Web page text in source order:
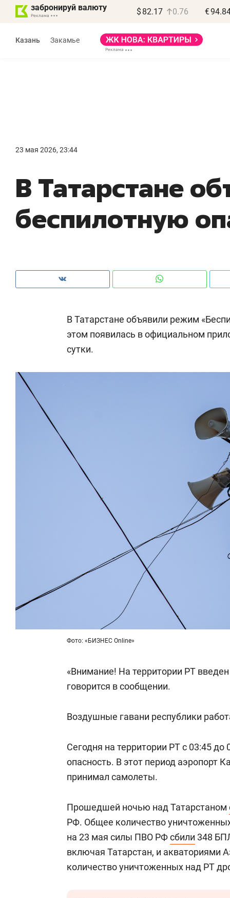
забронируй валюту $ 82.17 0.76 €
Казань Закамье
23 мая 2026, 23:44
В Татарстане
беспилотную
В Татарстане объявили режим
этом появилась в официальном
сутки.
Фото: «БИЗНЕС Online»
«Внимание! На территории РТ
говорится в сообщении.
Воздушные гавани республики
Сегодня на территории РТ с 03:45 до
опасность. В этот период аэропорт
принимал самолеты.
Прошедшей ночью над Татарстаном
РФ. Общее количество
на 23 мая силы ПВО РФсбили 348
включая Татарстан, и акваториями
количество уничтоженных над РТ
правил, бизнес может
потерять минимум
Как бизнесу выйти на зарубежные
Рекомендуем
Как ГК «МИР ГРУПП» и ВТБ
создают оазис жилого
комфорта под Казанью
Рекомендуем
150
ID вместо